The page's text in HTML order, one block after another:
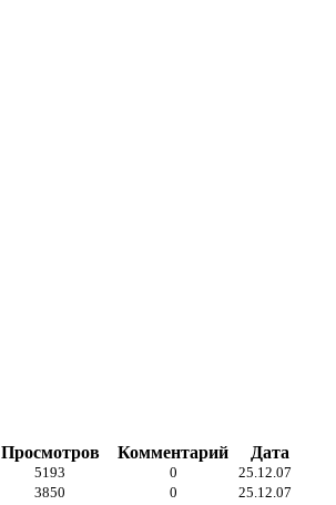
Просмотров Комментарий
Дата
5193 0 25.12.07
3850 0 25.12.07